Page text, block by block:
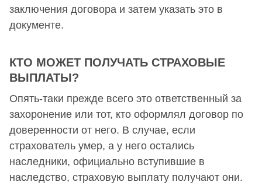
заключения договора и затем указать это в
документе.
КТО МОЖЕТ ПОЛУЧАТЬ СТРАХОВЫЕ
ВЫПЛАТЫ?
Опять-таки прежде всего это ответственный за
захоронение или тот, кто оформлял договор по
доверенности от него. В случае, если
страхователь умер, а у него остались
наследники, официально вступившие в
наследство, страховую выплату получают они.